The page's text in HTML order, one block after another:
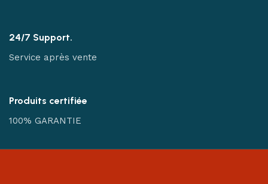
24/7 Support.
Service après vente
Produits certifiée
100% GARANTIE